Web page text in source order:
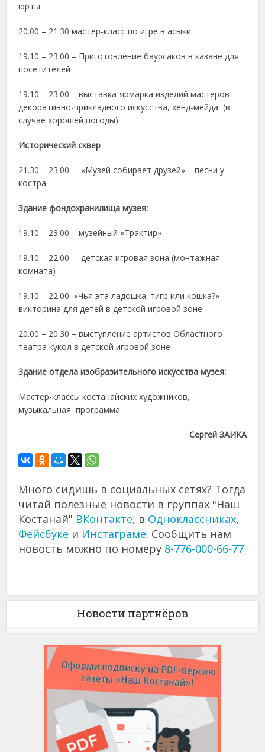
юрты
20.00 – 21.30 мастер-класс по игре в асыки
19.10 – 23.00 – Приготовление баурсаков в казане для
посетителей
19.10 – 23.00 – выставка-ярмарка изделий мастеров
декоративно-прикладного искусства, хенд-мейда (в
случае хорошей погоды)
Исторический сквер
21.30 – 23.00 – «Музей собирает друзей» – песни у
костра
Здание фондохранилища музея:
19.10 – 23.00 – музейный «Трактир»
19.10 – 22.00 – детская игровая зона (монтажная
комната)
19.10 – 22.00 «Чья эта ладошка: тигр или кошка?» –
викторина для детей в детской игровой зоне
20.00 – 20.30 – выступление артистов Областного
театра кукол в детской игровой зоне
Здание отдела изобразительного искусства музея:
Мастер-классы костанайских художников,
музыкальная программа.
Сергей ЗАИКА
Много сидишь в социальных сетях? Тогда
читай полезные новости в группах "Наш
Костанай" ВКонтакте, в Одноклассниках,
Фейсбуке и Инстаграме. Сообщить нам
новость можно по номеру 8-776-000-66-77
Новости партнёров